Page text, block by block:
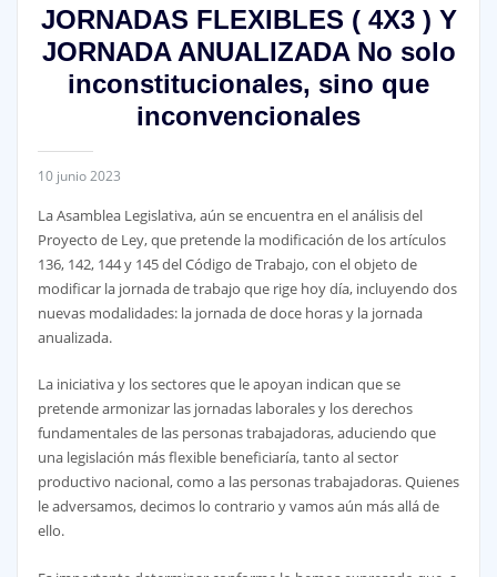
JORNADAS FLEXIBLES ( 4X3 ) Y
JORNADA ANUALIZADA No solo
inconstitucionales, sino que
inconvencionales
10 junio 2023
La Asamblea Legislativa, aún se encuentra en el análisis del
Proyecto de Ley, que pretende la modificación de los artículos
136, 142, 144 y 145 del Código de Trabajo, con el objeto de
modificar la jornada de trabajo que rige hoy día, incluyendo dos
nuevas modalidades: la jornada de doce horas y la jornada
anualizada.
La iniciativa y los sectores que le apoyan indican que se
pretende armonizar las jornadas laborales y los derechos
fundamentales de las personas trabajadoras, aduciendo que
una legislación más flexible beneficiaría, tanto al sector
productivo nacional, como a las personas trabajadoras. Quienes
le adversamos, decimos lo contrario y vamos aún más allá de
ello.